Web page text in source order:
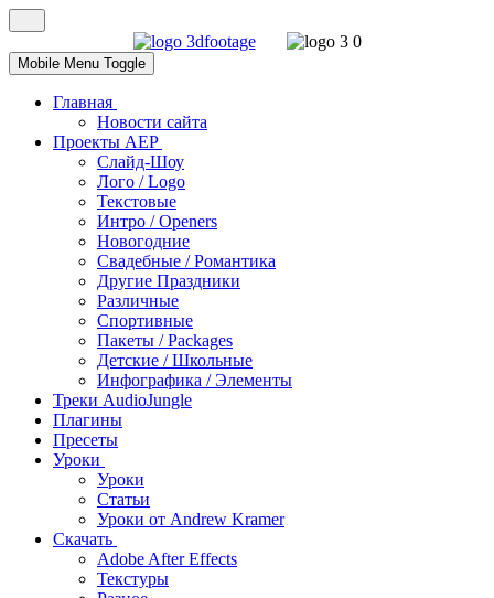
Mobile Menu Toggle
Главная
Новости сайта
Проекты AEP
Слайд-Шоу
Лого / Logo
Текстовые
Интро / Openers
Новогодние
Свадебные / Романтика
Другие Праздники
Различные
Спортивные
Пакеты / Packages
Детские / Школьные
Инфографика / Элементы
Треки AudioJungle
Плагины
Пресеты
Уроки
Уроки
Статьи
Уроки от Andrew Kramer
Скачать
Adobe After Effects
Текстуры